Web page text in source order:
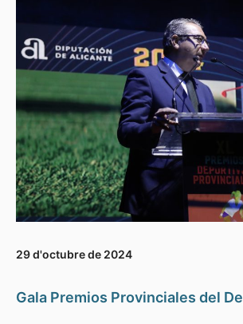
29 d'octubre de 2024
Gala Premios Provinciales del